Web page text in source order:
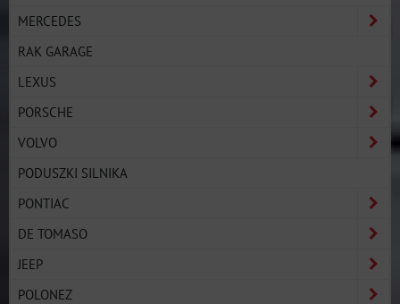
MERCEDES
RAK GARAGE
LEXUS
PORSCHE
VOLVO
PODUSZKI SILNIKA
PONTIAC
DE TOMASO
JEEP
POLONEZ